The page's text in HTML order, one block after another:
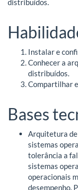
distribuídos.
Instalar e
Conhecer a
distribuídos.
Compartilhar
Bases
Arquitetura
sistemas
tolerância a
sistemas
operacionais
desempenho.